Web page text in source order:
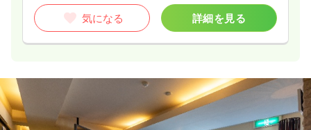
気になる 詳細を見る